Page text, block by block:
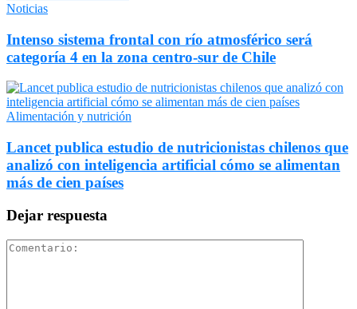
Noticias
Intenso sistema frontal con río atmosférico será
categoría 4 en la zona centro-sur de Chile
Alimentación y nutrición
Lancet publica estudio de nutricionistas chilenos que
analizó con inteligencia artificial cómo se alimentan
más de cien países
Dejar respuesta